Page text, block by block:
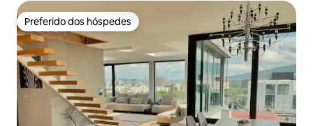
Preferido dos hóspedes
Preferido dos hóspedes